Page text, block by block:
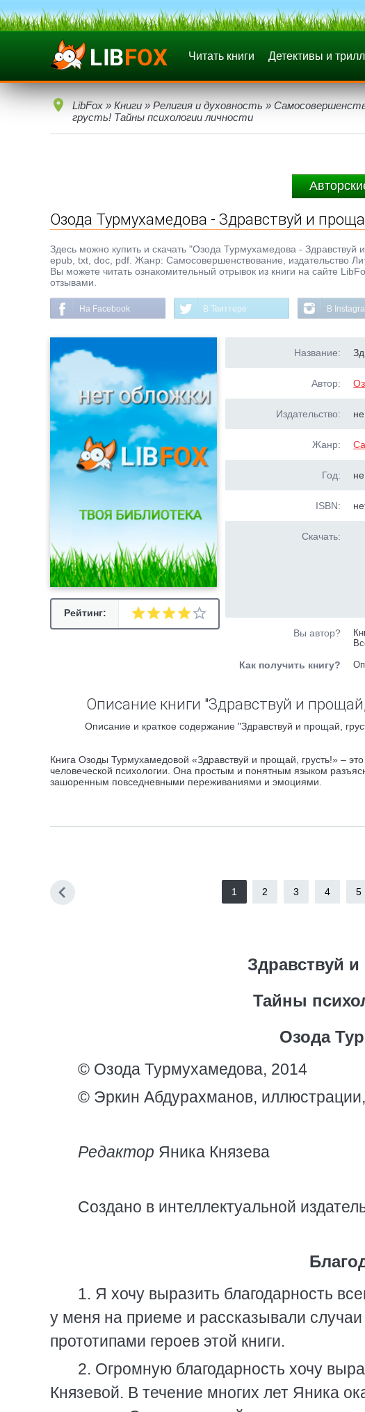
Читать книги Детективы и
LibFox » Книги » Религия и духовность »
грусть! Тайны психологии личности
Озода Турмухамедова - Здравствуй и
Здесь можно купить и скачать "Озода Турмухамедова -
epub, txt, doc, pdf. Жанр: Самосовершенствование, издательство
Вы можете читать ознакомительный отрывок из книги на сайте
отзывами.
На Facebook В Твиттере В
Рейтинг:
Название:
Автор:
Издательство:
Жанр:
Год:
ISBN:
Скачать:
Вы автор?
Как получить книгу?
Описание книги "Здравствуй и
Описание и краткое содержание "Здравствуй и прощай,
Книга Озоды Турмухамедовой «Здравствуй и прощай, грусть!» –
человеческой психологии. Она простым и понятным языком
зашоренным повседневными переживаниями и эмоциями.
1 2 3 4 5
Здравствуй
Тайны
Озода
© Озода Турмухамедова, 2014
© Эркин Абдурахманов,
Редактор Яника Князева
Создано в интеллектуальной
1. Я хочу выразить благодарность
у меня на приеме и рассказывали
прототипами героев этой книги.
2. Огромную благодарность хочу
Князевой. В течение многих лет Яника